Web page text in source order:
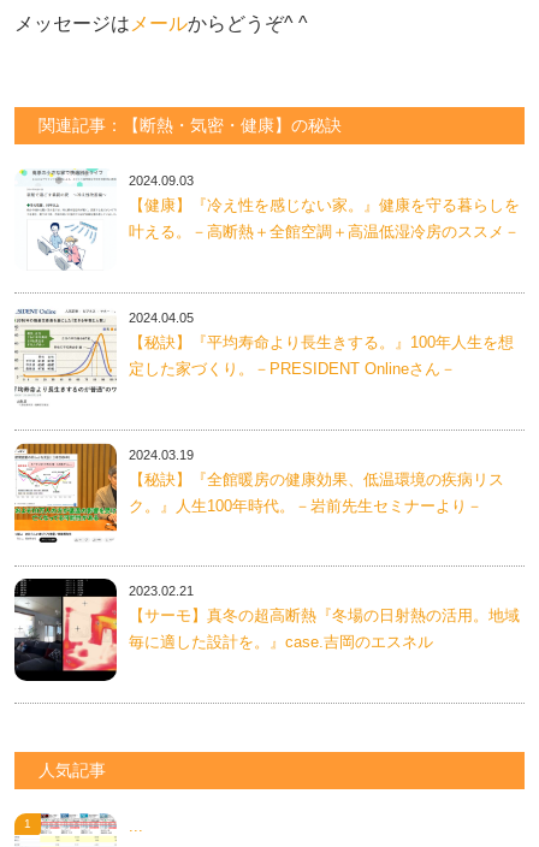
メッセージは メールからどうぞ^ ^
関連記事：【断熱・気密・健康】の秘訣
2024.09.03
【健康】『冷え性を感じない家。』健康を守る暮らしを
叶える。－高断熱＋全館空調＋高温低湿冷房のススメ－
2024.04.05
【秘訣】『平均寿命より長生きする。』100年人生を想
定した家づくり。－PRESIDENT Onlineさん－
2024.03.19
【秘訣】『全館暖房の健康効果、低温環境の疾病リス
ク。』人生100年時代。－岩前先生セミナーより－
2023.02.21
【サーモ】真冬の超高断熱『冬場の日射熱の活用。地域
毎に適した設計を。』case.吉岡のエスネル
人気記事
...